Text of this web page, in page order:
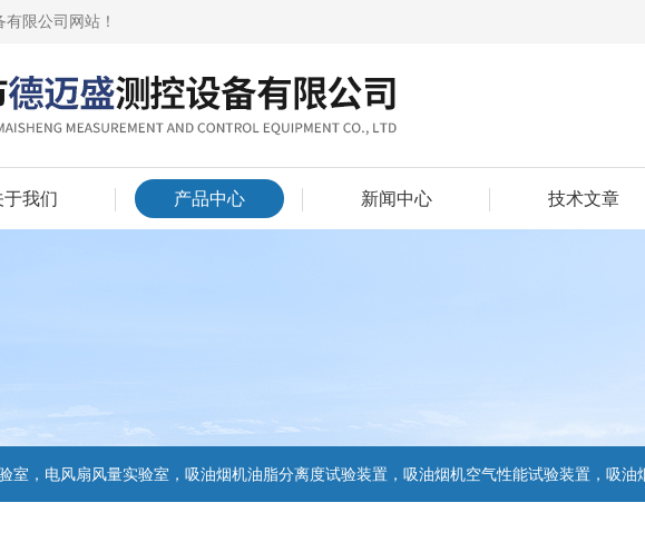
限公司网站！
于我们 产品中心 新闻中心 技术文章
油烟机油脂分离度试验装置，吸油烟机空气性能试验装置，吸油烟机气味降低度试验装置，电池挤压试验机，电池短路试验机,电池重物冲击试验机,电池自由跌落试验机,电池燃烧试验机,电池洗涤试验机,电池挤压试